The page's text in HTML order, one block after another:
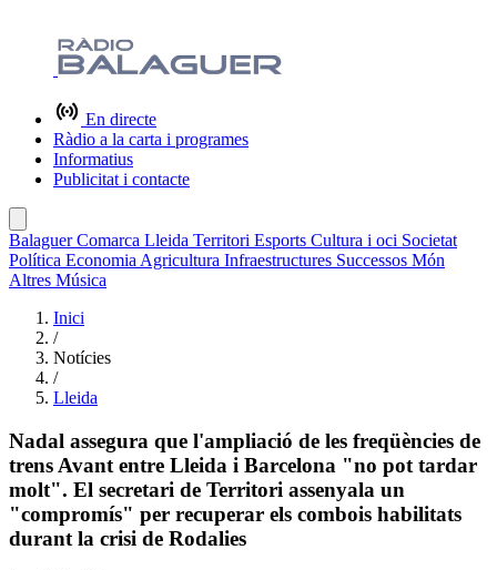
En directe
Ràdio a la carta i programes
Informatius
Publicitat i contacte
BalaguerComarca Lleida Territori Esports Cultura i oci Societat
Política Economia Agricultura Infraestructures Successos Món
Altres Música
Inici
/
Notícies
/
Lleida
Nadal assegura que l'ampliació de les freqüències de
trens Avant entre Lleida i Barcelona "no pot tardar
molt". El secretari de Territori assenyala un
"compromís" per recuperar els combois habilitats
durant la crisi de Rodalies